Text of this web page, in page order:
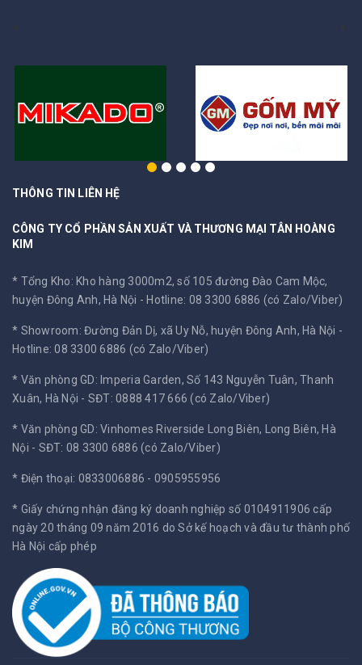
THÔNG TIN LIÊN HỆ
CÔNG TY CỔ PHẦN SẢN XUẤT VÀ THƯƠNG MẠI TÂN HOÀNG
KIM
* Tổng Kho: Kho hàng 3000m2, số 105 đường Đào Cam Mộc,
huyện Đông Anh, Hà Nội - Hotline: 08 3300 6886 (có Zalo/Viber)
* Showroom: Đường Đản Dị, xã Uy Nỗ, huyện Đông Anh, Hà Nội -
Hotline: 08 3300 6886 (có Zalo/Viber)
* Văn phòng GD: Imperia Garden, Số 143 Nguyễn Tuân, Thanh
Xuân, Hà Nội - SĐT: 0888 417 666 (có Zalo/Viber)
* Văn phòng GD: Vinhomes Riverside Long Biên, Long Biên, Hà
Nội - SĐT: 08 3300 6886 (có Zalo/Viber)
* Điện thoại: 0833006886 - 0905955956
* Giấy chứng nhận đăng ký doanh nghiệp số 0104911906 cấp
ngày 20 tháng 09 năm 2016 do Sở kế hoạch và đầu tư thành phố
Hà Nội cấp phép